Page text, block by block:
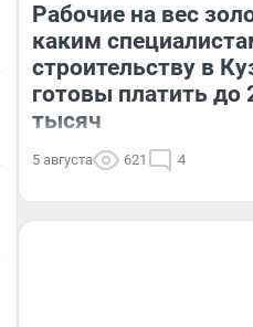
Рабочие на вес
каким
строительству в
готовы платить до
тысяч
5 августа 621 4